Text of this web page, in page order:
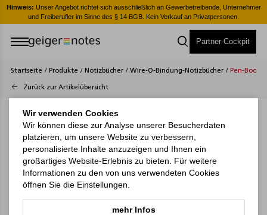
Hinweis: Unser Angebot richtet sich ausschließlich an Gewerbetreibende, Unternehmer
und Freiberufler im Sinne des § 14 BGB. Kein Verkauf an Privatpersonen.
Partner-Cockpit
Startseite / Produkte / Notizbücher / Wire-O-Bindung-Notizbücher / Pen-Book
Zurück zur Artikelübersicht
Wir verwenden Cookies
Wir können diese zur Analyse unserer Besucherdaten
platzieren, um unsere Website zu verbessern,
personalisierte Inhalte anzuzeigen und Ihnen ein
großartiges Website-Erlebnis zu bieten. Für weitere
Informationen zu den von uns verwendeten Cookies
öffnen Sie die Einstellungen.
mehr Infos